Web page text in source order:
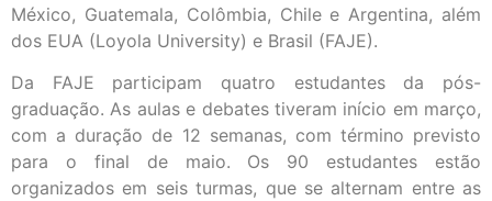
México, Guatemala, Colômbia, Chile e Argentina, além
dos EUA (Loyola University) e Brasil (FAJE).
Da FAJE participam quatro estudantes da pós-
graduação. As aulas e debates tiveram início em março,
com a duração de 12 semanas, com término previsto
para o final de maio. Os 90 estudantes estão
organizados em seis turmas, que se alternam entre as